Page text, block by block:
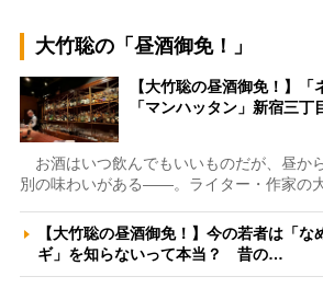
大竹聡の「昼酒御免！」
【大竹聡の昼酒御免！】「
「マンハッタン」新宿三
お酒はいつ飲んでもいいものだが、昼か
別の味わいがある――。ライター・作家の
【大竹聡の昼酒御免！】今の若者は「な
ギ」を知らないって本当？ 昔の…